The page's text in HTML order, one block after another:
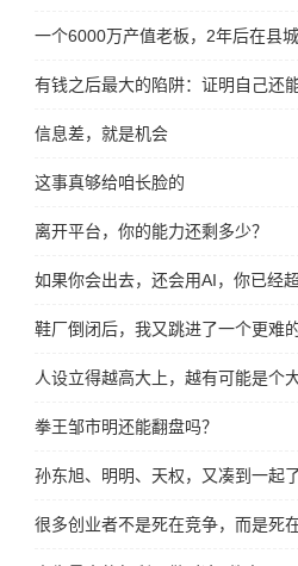
一个6000万产值老板，2年后在县
有钱之后最大的陷阱：证明自己还
信息差，就是机会
这事真够给咱长脸的
离开平台，你的能力还剩多少？
如果你会出去，还会用AI，你已经
鞋厂倒闭后，我又跳进了一个更难
人设立得越高大上，越有可能是个
拳王邹市明还能翻盘吗？
孙东旭、明明、天权，又凑到一起
很多创业者不是死在竞争，而是死